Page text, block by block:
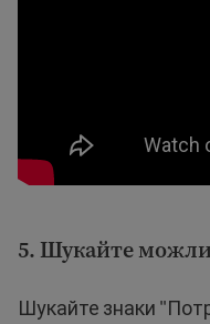
5. Шукайте
Шукайте знаки